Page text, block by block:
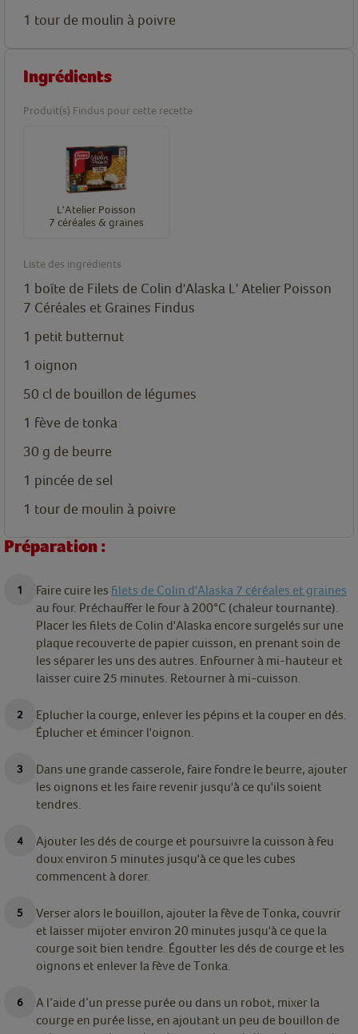
1 tour de moulin à poivre
Ingrédients
Produit(s) Findus pour cette recette
L'Atelier Poisson
7 céréales & graines
Liste des ingrédients
1 boîte de Filets de Colin d'Alaska L' Atelier Poisson
7 Céréales et Graines Findus
1 petit butternut
1 oignon
50 cl de bouillon de légumes
1 fève de tonka
30 g de beurre
1 pincée de sel
1 tour de moulin à poivre
Préparation :
Faire cuire les filets de Colin d'Alaska 7 céréales et graines
au four. Préchauffer le four à 200°C (chaleur tournante).
Placer les filets de Colin d'Alaska encore surgelés sur une
plaque recouverte de papier cuisson, en prenant soin de
les séparer les uns des autres. Enfourner à mi-hauteur et
laisser cuire 25 minutes. Retourner à mi-cuisson.
Eplucher la courge, enlever les pépins et la couper en dés.
Éplucher et émincer l'oignon.
Dans une grande casserole, faire fondre le beurre, ajouter
les oignons et les faire revenir jusqu'à ce qu'ils soient
tendres.
Ajouter les dés de courge et poursuivre la cuisson à feu
doux environ 5 minutes jusqu'à ce que les cubes
commencent à dorer.
Verser alors le bouillon, ajouter la fève de Tonka, couvrir
et laisser mijoter environ 20 minutes jusqu'à ce que la
courge soit bien tendre. Égoutter les dés de courge et les
oignons et enlever la fève de Tonka.
A l’aide d’un presse purée ou dans un robot, mixer la
courge en purée lisse, en ajoutant un peu de bouillon de